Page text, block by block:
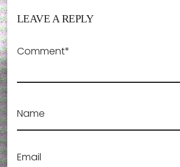
LEAVE A REPLY
Comment*
Name
Email